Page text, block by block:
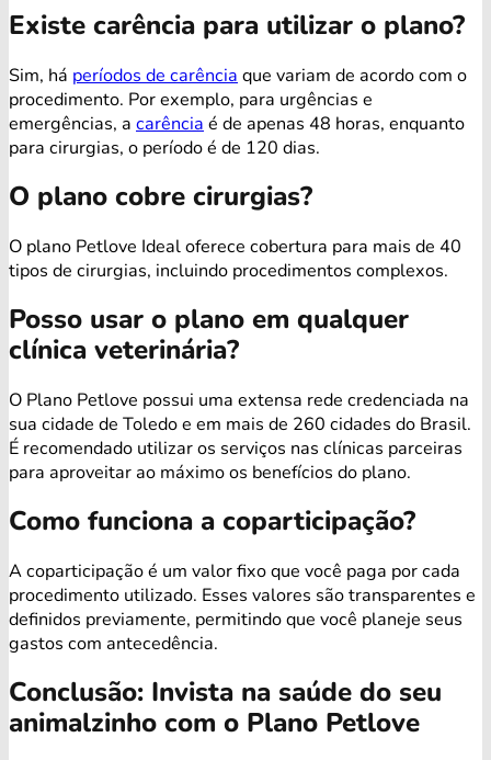
Existe carência para utilizar o plano?
Sim, há períodos de carência que variam de acordo com o
procedimento. Por exemplo, para urgências e
emergências, a carência é de apenas 48 horas, enquanto
para cirurgias, o período é de 120 dias.
O plano cobre cirurgias?
O plano Petlove Ideal oferece cobertura para mais de 40
tipos de cirurgias, incluindo procedimentos complexos.
Posso usar o plano em qualquer
clínica veterinária?
O Plano Petlove possui uma extensa rede credenciada na
sua cidade de Toledo e em mais de 260 cidades do Brasil.
É recomendado utilizar os serviços nas clínicas parceiras
para aproveitar ao máximo os benefícios do plano.
Como funciona a coparticipação?
A coparticipação é um valor fixo que você paga por cada
procedimento utilizado. Esses valores são transparentes e
definidos previamente, permitindo que você planeje seus
gastos com antecedência.
Conclusão: Invista na saúde do seu
animalzinho com o Plano Petlove